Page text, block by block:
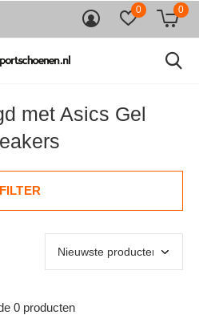
0 0
met Asics Gel
FILTER
0 producten